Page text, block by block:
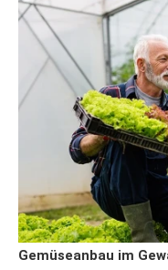
Gemüseanbau im